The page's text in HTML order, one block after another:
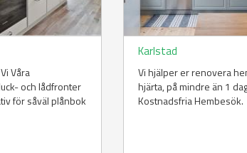
Våra
och lådfronter
för såväl plånbok
Karlstad
Vi hjälper er renovera
hjärta, på mindre än 1
Kostnadsfria Hembesök.